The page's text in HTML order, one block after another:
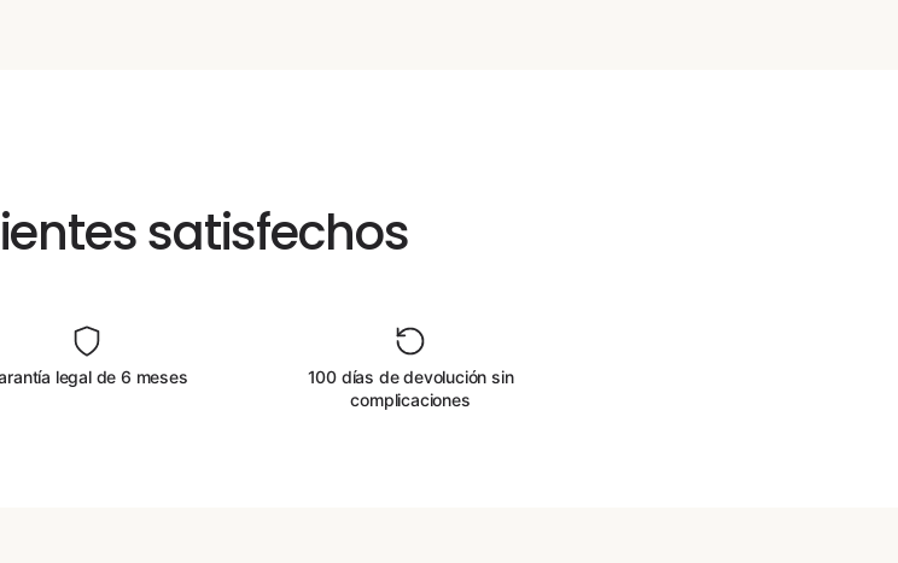
satisfechos
legal de 6 meses
100 días de devolución sin
complicaciones